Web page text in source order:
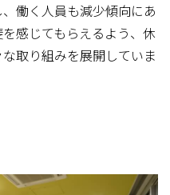
働く人員も減少傾向にあ
感じてもらえるよう、休
取り組みを展開していま